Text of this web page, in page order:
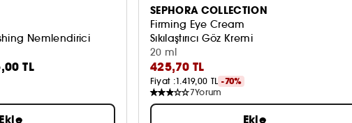
Nemlendirici
TL
SEPHORA COLLECTION
Firming Eye Cream
Sıkılaştırıcı Göz Kremi
20 ml
425,70 TL
Fiyat :1.419,00 TL -70%
7Yorum